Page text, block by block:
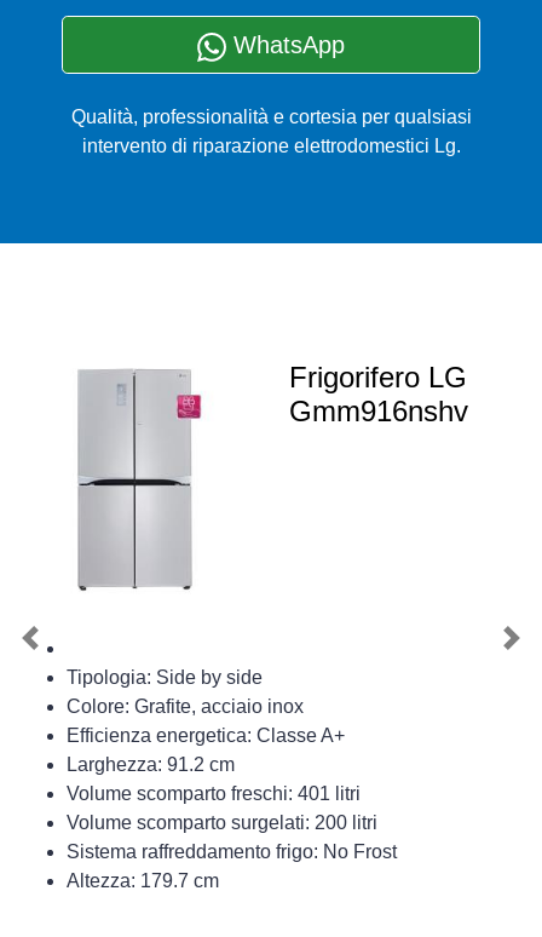
WhatsApp
Qualità, professionalità e cortesia per qualsiasi
intervento di riparazione elettrodomestici Lg.
Frigorifero LG
Gmm916nshv
Tipologia: Side by side
Colore: Grafite, acciaio inox
Efficienza energetica: Classe A+
Larghezza: 91.2 cm
Volume scomparto freschi: 401 litri
Volume scomparto surgelati: 200 litri
Sistema raffreddamento frigo: No Frost
Altezza: 179.7 cm
Previous